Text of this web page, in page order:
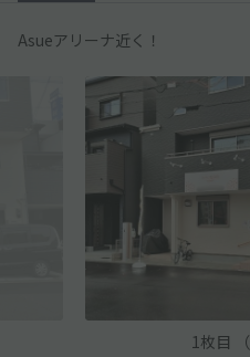
Asueアリーナ近く！
1 枚目 （